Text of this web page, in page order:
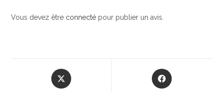
Vous devez être connecté pour publier un avis.
Opens
in
Opens
in